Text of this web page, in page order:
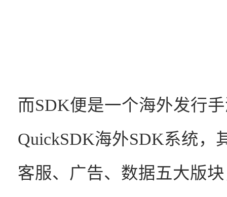
而SDK便是一个海外发行
QuickSDK海外SDK系统，
客服、广告、数据五大版